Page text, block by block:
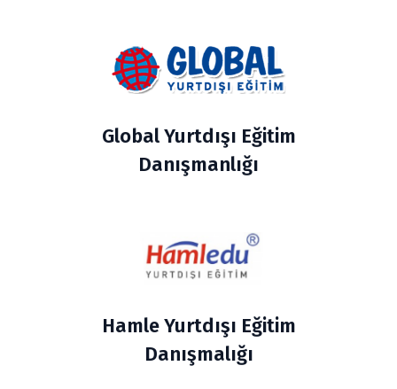
Global Yurtdışı Eğitim
Danışmanlığı
Hamle Yurtdışı Eğitim
Danışmalığı